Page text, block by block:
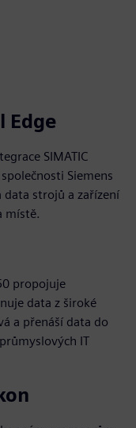
Edge
SIMATIC
Siemens
data strojů a zařízení
místě.
propojuje
data z široké
a přenáší data do
IT